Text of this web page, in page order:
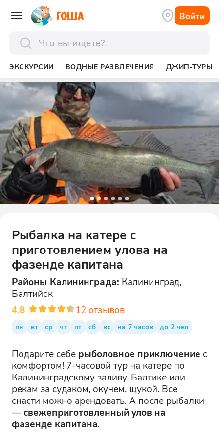
Войти
ЭКСКУРСИИ ВОДНЫЕ РАЗВЛЕЧЕНИЯ ДЖИП-ТУРЫ
Рыбалка на катере с
приготовлением улова на
фазенде капитана
Районы Калининграда: Калининград,
Балтийск
4.8
12 отзывов
пн вт ср чт пт сб вс на 7 часов до 2 чел
Подарите себе рыболовное приключение с
комфортом! 7-часовой тур на катере по
Калининградскому заливу, Балтике или
рекам за судаком, окунем, щукой. Все
снасти можно арендовать. А после рыбалки
— свежеприготовленный улов на
фазенде капитана.